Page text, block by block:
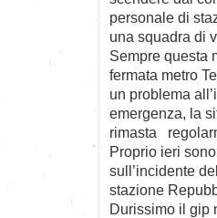
personale di
una squadra di
Sempre questa
fermata metro
un problema
emergenza, la
rimasta
Proprio ieri
sull’incidente
stazione
Durissimo il gip